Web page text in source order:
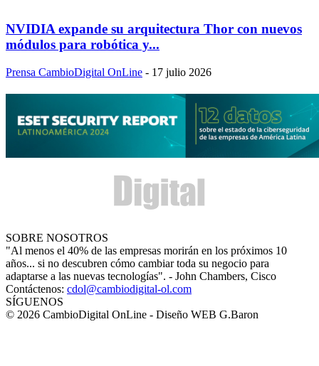
NVIDIA expande su arquitectura Thor con nuevos
módulos para robótica y...
Prensa CambioDigital OnLine - 17 julio 2026
SOBRE NOSOTROS
"Al menos el 40% de las empresas morirán en los próximos 10
años... si no descubren cómo cambiar toda su negocio para
adaptarse a las nuevas tecnologías". - John Chambers, Cisco
Contáctenos: cdol@cambiodigital-ol.com
SÍGUENOS
© 2026 CambioDigital OnLine - Diseño WEB G.Baron